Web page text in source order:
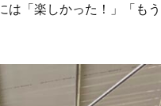
は「楽しかった！」「もう